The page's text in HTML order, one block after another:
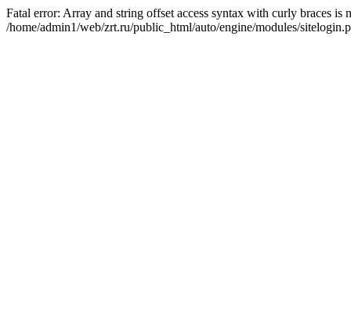
Fatal error: Array and string offset access syntax with curly braces is
/home/admin1/web/zrt.ru/public_html/auto/engine/modules/